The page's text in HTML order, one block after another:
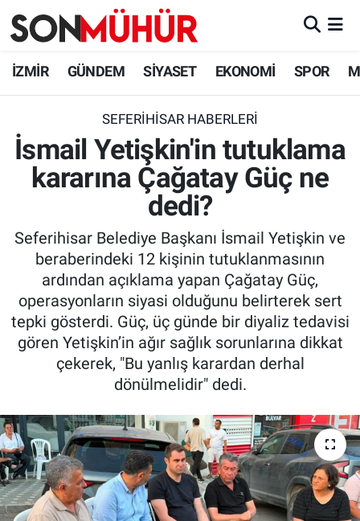
İZMİR GÜNDEM SİYASET EKONOMİ SPOR
SEFERIHISAR HABERLERI
İsmail Yetişkin'in tutuklama
kararına Çağatay Güç ne
dedi?
Seferihisar Belediye Başkanı İsmail Yetişkin ve
beraberindeki 12 kişinin tutuklanmasının
ardından açıklama yapan Çağatay Güç,
operasyonların siyasi olduğunu belirterek sert
tepki gösterdi. Güç, üç günde bir diyaliz tedavisi
gören Yetişkin’in ağır sağlık sorunlarına dikkat
çekerek, "Bu yanlış karardan derhal
dönülmelidir" dedi.
İzmir Nöbetçi Eczaneler
İzmir Namaz Vakitleri
İzmir Trafik Yoğunluk Haritası
Süper Lig Puan Durumu ve Fikstür
Tüm Manşetler
Son Dakika Haberleri
Haber Arşivi